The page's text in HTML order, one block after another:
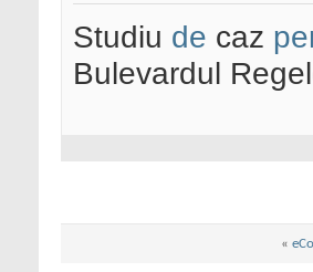
Studiu de caz
Bulevardul
«